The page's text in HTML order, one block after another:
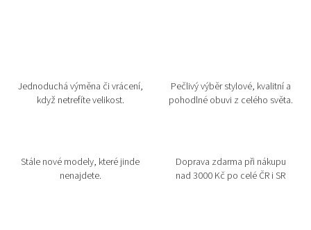
Jednoduchá výměna či vrácení,
když netrefíte velikost.
Pečlivý výběr stylové, kvalitní a
pohodlné obuvi z celého světa.
Stále nové modely, které jinde
nenajdete.
Doprava zdarma při nákupu
nad 3000 Kč po celé ČR i SR